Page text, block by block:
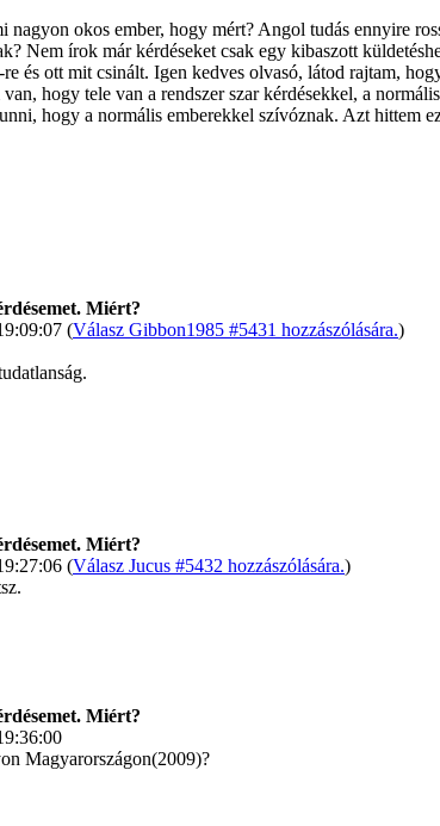
nagyon okos ember, hogy mért? Angol tudás ennyire
Nem írok már kérdéseket csak egy kibaszott
és ott mit csinált. Igen kedves olvasó, látod rajtam,
hogy tele van a rendszer szar kérdésekkel, a
hogy a normális emberekkel szívóznak. Azt hittem
Miért?
(Válasz Gibbon1985 #5431 hozzászólására.)
Miért?
(Válasz Jucus #5432 hozzászólására.)
Miért?
Magyarországon(2009)?